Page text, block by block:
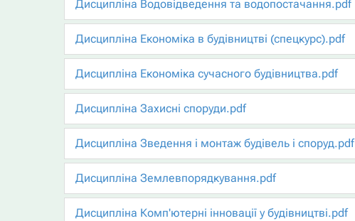
Дисципліна Водовідведення та водопостачання.pdf
Дисципліна Економіка в будівництві (спецкурс).pdf
Дисципліна Економіка сучасного будівництва.pdf
Дисципліна Захисні споруди.pdf
Дисципліна Зведення і монтаж будівель і споруд.pdf
Дисципліна Землевпорядкування.pdf
Дисципліна Комп'ютерні інновації у будівництві.pdf